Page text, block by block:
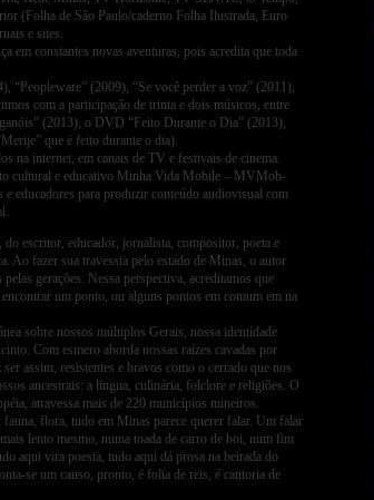
(Folha de São Paulo/caderno Folha Ilustrada, Euro
e sites.
em constantes novas aventuras, pois acredita que toda
“Peopleware” (2009), “Se você perder a voz” (2011),
com a participação de trinta e dois músicos, entre
(2013), o DVD “Feito Durante o Dia” (2013),
que é feito durante o dia).
na internet, em canais de TV e festivais de cinema.
cultural e educativo Minha Vida Mobile – MVMob-
educadores para produzir conteúdo audiovisual com
escritor, educador, jornalista, compositor, poeta e
Ao fazer sua travessia pelo estado de Minas, o autor
gerações. Nessa perspectiva, acreditamos que
um ponto, ou alguns pontos em comum em na
sobre nossos múltiplos Gerais, nossa identidade
Com esmero aborda nossas raízes cavadas por
assim, resistentes e bravos como o cerrado que nos
ancestrais: a língua, culinária, folclore e religiões. O
atravessa mais de 220 municípios mineiros.
flora, tudo em Minas parece querer falar. Um falar
lento mesmo, numa toada de carro de boi, num fim
aqui vira poesia, tudo aqui dá prosa na beirada do
se um causo, pronto, é folia de reis, é cantoria de